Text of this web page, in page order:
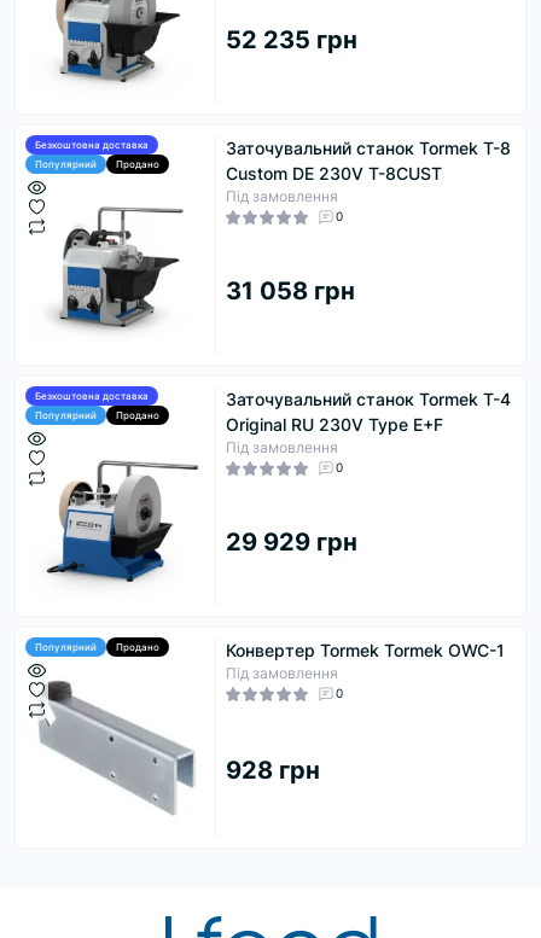
52 235 грн
Безкоштовна доставка
Популярний
Продано
Заточувальний станок Tormek T-8
Custom DE 230V T-8CUST
Під замовлення
0
31 058 грн
Безкоштовна доставка
Популярний
Продано
Заточувальний станок Tormek T-4
Original RU 230V Type E+F
Під замовлення
0
29 929 грн
Популярний Продано Конвертер Tormek Tormek OWC-1
Під замовлення
0
928 грн